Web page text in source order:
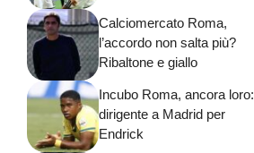
Calciomercato Roma,
l’accordo non salta più?
Ribaltone e giallo
Incubo Roma, ancora loro:
dirigente a Madrid per
Endrick